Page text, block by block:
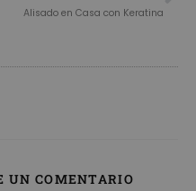
Alisado en Casa con Keratina
UN COMENTARIO